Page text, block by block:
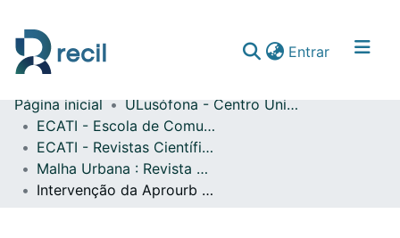
Entrar(current)
Comunidades & Coleções
Percorrer repositório
Estatísticas
Página inicial
ULusófona - Centro Universitário de Lisboa
ECATI - Escola de Comunicação, Arquitetura, Artes e Tecnologias da Informação
ECATI - Revistas Científicas
Malha Urbana : Revista Lusófona de Urbanismo
Intervenção da Aprourb na 9ª Comissão da Assembleia da Républica “Pela Melhoria do Urbanismo em Portugal